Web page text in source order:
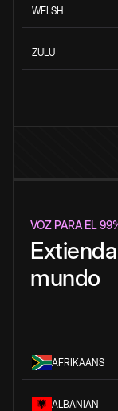
WELSH
ZULU
VOZ PARA EL
mundo
AFRIKAANS
ALBANIAN